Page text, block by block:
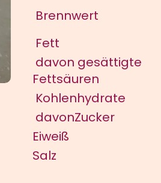
Brennwert
Fett
davon gesättigte
Fettsäuren
Kohlenhydrate
davonZucker
Eiweiß
Salz